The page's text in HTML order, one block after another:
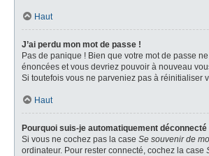
Haut
J’ai perdu mon mot de passe !
Pas de panique ! Bien que votre mot de passe
énoncées et vous devriez pouvoir à nouveau
Si toutefois vous ne parveniez pas à réinitialiser
Haut
Pourquoi suis-je automatiquement déconnecté
Si vous ne cochez pas la case Se souvenir de
ordinateur. Pour rester connecté, cochez la case